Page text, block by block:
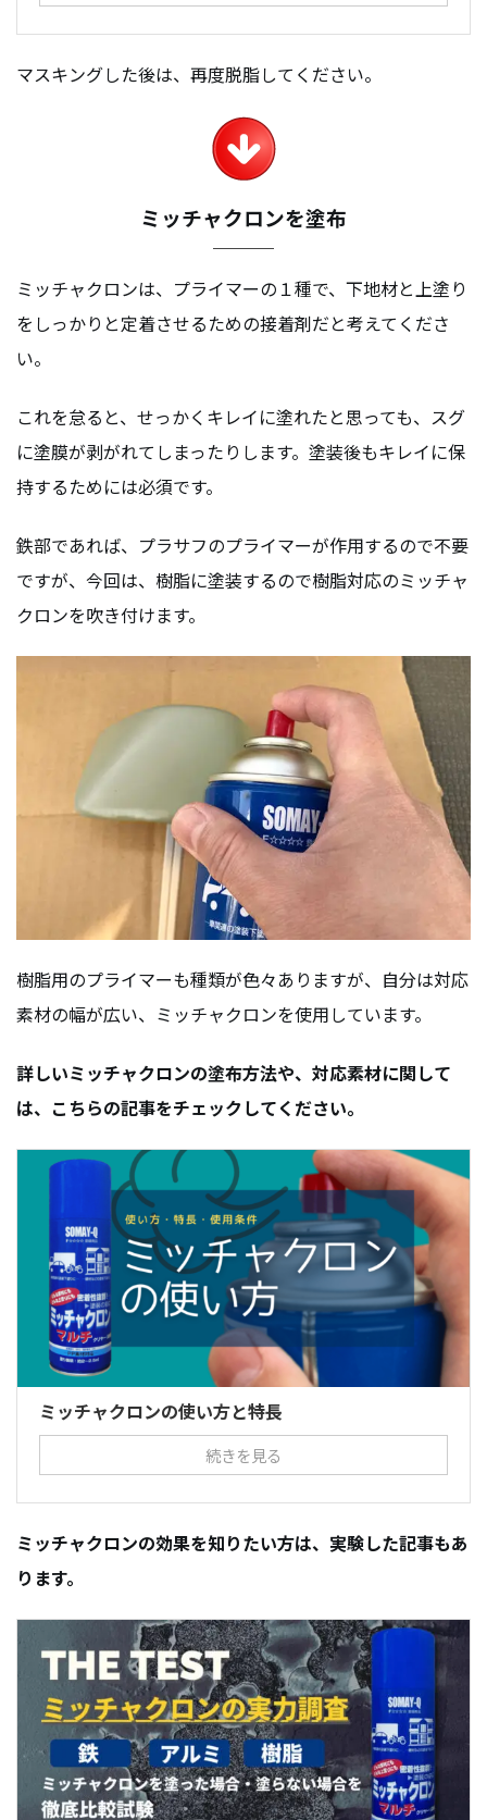
マスキングした後は、再度脱脂してください。
ミッチャクロンを塗布
ミッチャクロンは、プライマーの１種で、下地材と上塗り
をしっかりと定着させるための接着剤だと考えてくださ
い。
これを怠ると、せっかくキレイに塗れたと思っても、スグ
に塗膜が剥がれてしまったりします。塗装後もキレイに保
持するためには必須です。
鉄部であれば、プラサフのプライマーが作用するので不要
ですが、今回は、樹脂に塗装するので樹脂対応のミッチャ
クロンを吹き付けます。
樹脂用のプライマーも種類が色々ありますが、自分は対応
素材の幅が広い、ミッチャクロンを使用しています。
詳しいミッチャクロンの塗布方法や、対応素材に関して
は、こちらの記事をチェックしてください。
ミッチャクロンの使い方と特長
続きを見る
ミッチャクロンの効果を知りたい方は、実験した記事もあ
ります。